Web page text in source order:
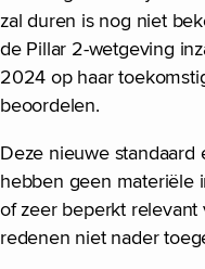
zal duren is nog niet
de Pillar 2-wetgeving
2024 op haar
beoordelen.
Deze nieuwe standaard
hebben geen materiële
of zeer beperkt
redenen niet nader